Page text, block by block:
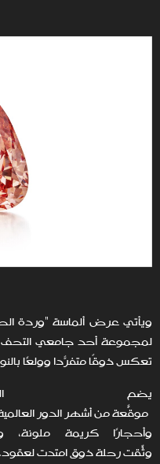
ويأتي عرض ألماسة "وردة
لمجموعة أحد جامعي
تعكس ذوقًا متفرّدًا وولعًا
يضم
موقّعة من أشهر الدور
وأحجارًا كريمة
وثّقت رحلة ذوقٍ امتدت لعقود.